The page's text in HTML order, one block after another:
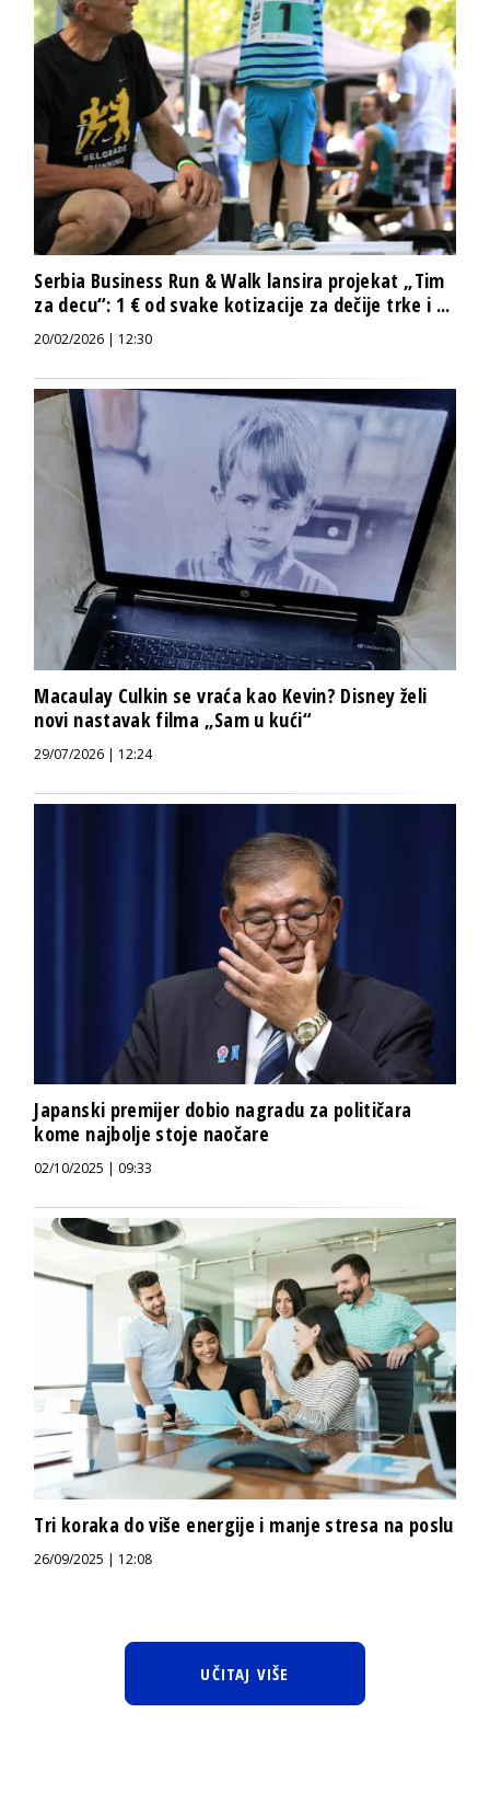
Serbia Business Run & Walk lansira projekat „Tim
za decu“: 1 € od svake kotizacije za dečije trke i ...
20/02/2026 | 12:30
Macaulay Culkin se vraća kao Kevin? Disney želi
novi nastavak filma „Sam u kući“
29/07/2026 | 12:24
Japanski premijer dobio nagradu za političara
kome najbolje stoje naočare
02/10/2025 | 09:33
Tri koraka do više energije i manje stresa na poslu
26/09/2025 | 12:08
UČITAJ VIŠE